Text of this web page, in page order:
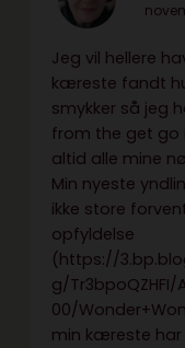
Jeg vil hellere
kæreste fandt
smykker så jeg
from the get go
altid alle mine
Min nyeste
ikke store
opfyldelse
(https://
g/Tr3bpoQZHFI/
00/
min kæreste